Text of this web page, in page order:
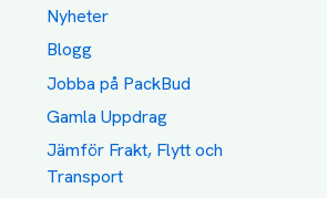
Nyheter
Blogg
Jobba på PackBud
Gamla Uppdrag
Jämför Frakt, Flytt och
Transport